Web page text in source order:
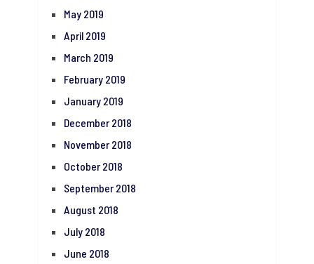
May 2019
April 2019
March 2019
February 2019
January 2019
December 2018
November 2018
October 2018
September 2018
August 2018
July 2018
June 2018